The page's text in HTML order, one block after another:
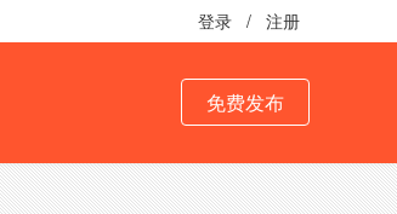
登录 / 注册
免费发布